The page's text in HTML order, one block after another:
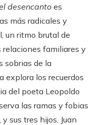
desencantoes
más radicales y
un ritmo brutal de
relaciones familiares y
sobrias de la
explora los recuerdos
del poeta Leopoldo
las ramas y fobias
sus tres hijos, Juan